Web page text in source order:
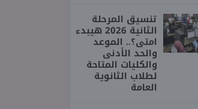
تنسيق المرحلة
الثانية 2026 هيبدء
امتى؟.. الموعد
والحد الأدنى
والكليات المتاحة
لطلاب الثانوية
العامة